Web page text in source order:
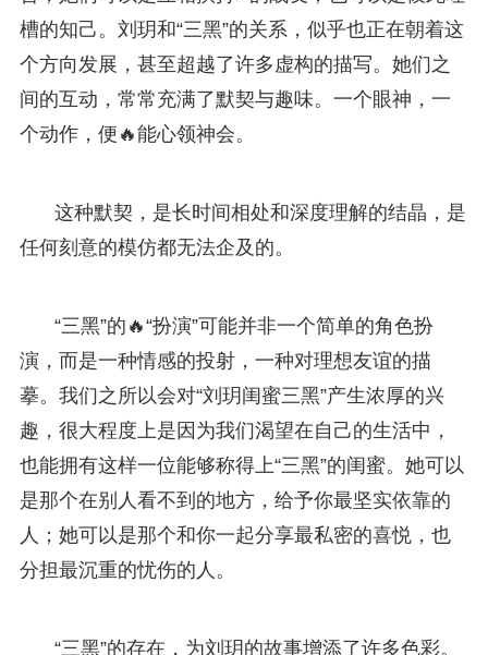
槽的知己。刘玥和“三黑”的关系，似乎也正在朝着这
个方向发展，甚至超越了许多虚构的描写。她们之
间的互动，常常充满了默契与趣味。一个眼神，一
个动作，便🔥能心领神会。
这种默契，是长时间相处和深度理解的结晶，是
任何刻意的模仿都无法企及的。
“三黑”的🔥“扮演”可能并非一个简单的角色扮
演，而是一种情感的投射，一种对理想友谊的描
摹。我们之所以会对“刘玥闺蜜三黑”产生浓厚的兴
趣，很大程度上是因为我们渴望在自己的生活中，
也能拥有这样一位能够称得上“三黑”的闺蜜。她可以
是那个在别人看不到的地方，给予你最坚实依靠的
人；她可以是那个和你一起分享最私密的喜悦，也
分担最沉重的忧伤的人。
“三黑”的存在，为刘玥的故事增添了许多色彩。